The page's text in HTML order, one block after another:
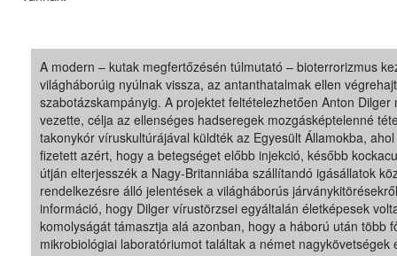
A modern – kutak megfertőzésén túlmutató – bioterrorizmus
világháborúig nyúlnak vissza, az antanthatalmak ellen
szabotázskampányig. A projektet feltételezhetően Anton
vezette, célja az ellenséges hadseregek mozgásképtelenné
takonykór víruskultúrájával küldték az Egyesült Államokba,
fizetett azért, hogy a betegséget előbb injekció, később
útján elterjesszék a Nagy-Britanniába szállítandó igásállatok
rendelkezésre álló jelentések a világháborús
információ, hogy Dilger vírustörzsei egyáltalán életképesek
komolyságát támasztja alá azonban, hogy a háború után több
mikrobiológiai laboratóriumot találtak a német nagykövetségek